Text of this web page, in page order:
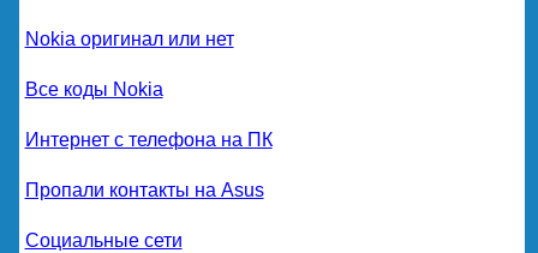
Nokia оригинал или нет
Все коды Nokia
Интернет с телефона на ПК
Пропали контакты на Asus
Социальные сети